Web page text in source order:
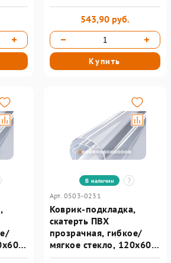
543,90 руб.
Купить
В наличии
Арт. 0503-0231
Коврик-подкладка,
скатерть ПВХ
прозрачная, гибкое/
мягкое стекло, 120х60
см, 0,8 мм, DASWERK